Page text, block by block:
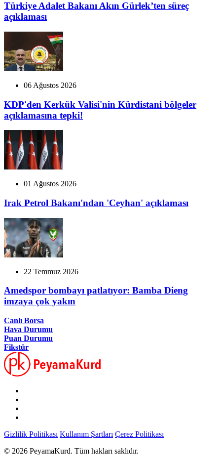
Türkiye Adalet Bakanı Akın Gürlek’ten süreç
açıklaması
06 Ağustos 2026
KDP'den Kerkük Valisi'nin Kürdistani bölgeler
açıklamasına tepki!
01 Ağustos 2026
Irak Petrol Bakanı'ndan 'Ceyhan' açıklaması
22 Temmuz 2026
Amedspor bombayı patlatıyor: Bamba Dieng
imzaya çok yakın
Canlı Borsa
Hava Durumu
Puan Durumu
Fikstür
Gizlilik Politikası Kullanım Şartları Çerez Politikası
© 2026 PeyamaKurd. Tüm hakları saklıdır.